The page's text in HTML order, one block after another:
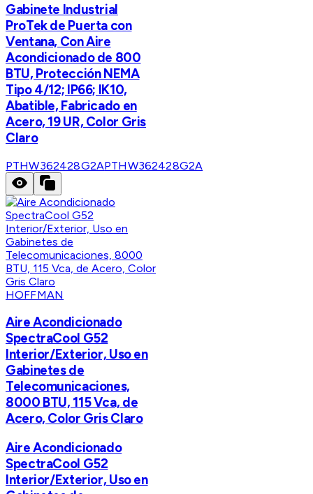
Gabinete Industrial
ProTek de Puerta con
Ventana, Con Aire
Acondicionado de 800
BTU, Protección NEMA
Tipo 4/12; IP66; IK10,
Abatible, Fabricado en
Acero, 19 UR, Color Gris
Claro
PTHW362428G2APTHW362428G2A
HOFFMAN
Aire Acondicionado
SpectraCool G52
Interior/Exterior, Uso en
Gabinetes de
Telecomunicaciones,
8000 BTU, 115 Vca, de
Acero, Color Gris Claro
Aire Acondicionado
SpectraCool G52
Interior/Exterior, Uso en